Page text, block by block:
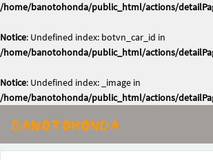
/home/banotohonda/public_html/actions/
Notice: Undefined index: botvn_car_id in
/home/banotohonda/public_html/actions/
Notice: Undefined index: _image in
/home/banotohonda/public_html/actions/